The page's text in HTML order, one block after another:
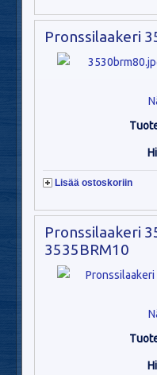
Pronssilaakeri
Lisää ostoskoriin
Pronssilaakeri
3535BRM10